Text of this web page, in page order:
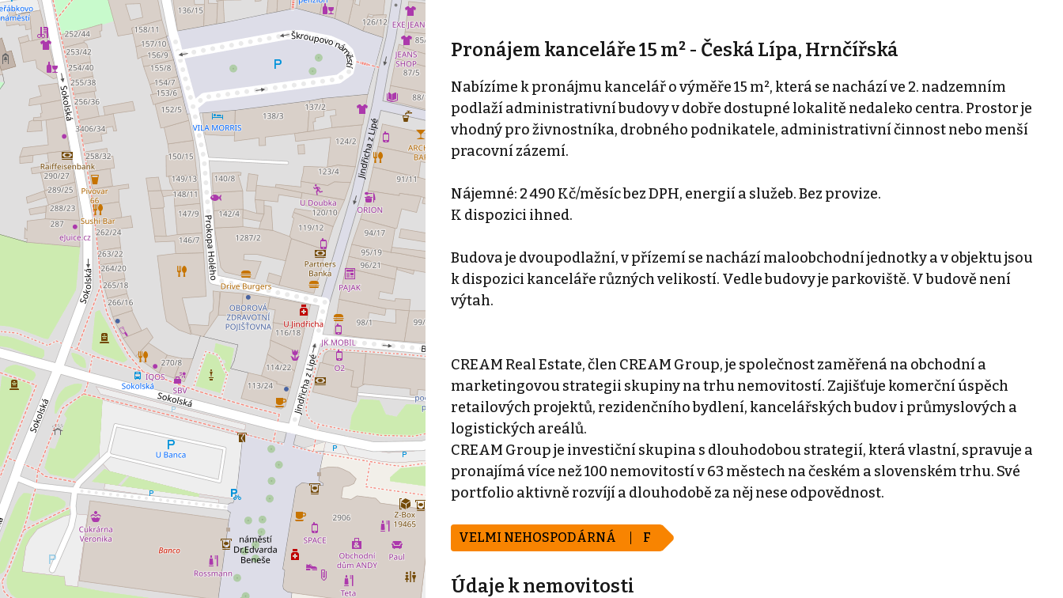
Pronájem kanceláře 15 m² - Česká Lípa, Hrnčířská
Nabízíme k pronájmu kancelář o výměře 15 m², která se nachází ve 2. nadzemním
podlaží administrativní budovy v dobře dostupné lokalitě nedaleko centra. Prostor je
vhodný pro živnostníka, drobného podnikatele, administrativní činnost nebo menší
pracovní zázemí.
Nájemné: 2 490 Kč/měsíc bez DPH, energií a služeb. Bez provize.
K dispozici ihned.
Budova je dvoupodlažní, v přízemí se nachází maloobchodní jednotky a v objektu jsou
k dispozici kanceláře různých velikostí. Vedle budovy je parkoviště. V budově není
výtah.
CREAM Real Estate, člen CREAM Group, je společnost zaměřená na obchodní a
marketingovou strategii skupiny na trhu nemovitostí. Zajišťuje komerční úspěch
retailových projektů, rezidenčního bydlení, kancelářských budov i průmyslových a
logistických areálů.
CREAM Group je investiční skupina s dlouhodobou strategií, která vlastní, spravuje a
pronajímá více než 100 nemovitostí v 63 městech na českém a slovenském trhu. Své
portfolio aktivně rozvíjí a dlouhodobě za něj nese odpovědnost.
VELMI NEHOSPODÁRNÁ F
Údaje k nemovitosti